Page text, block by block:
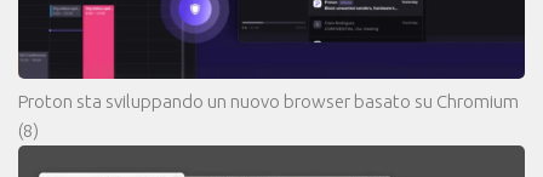
Proton sta sviluppando un nuovo browser basato su Chromium
(8)